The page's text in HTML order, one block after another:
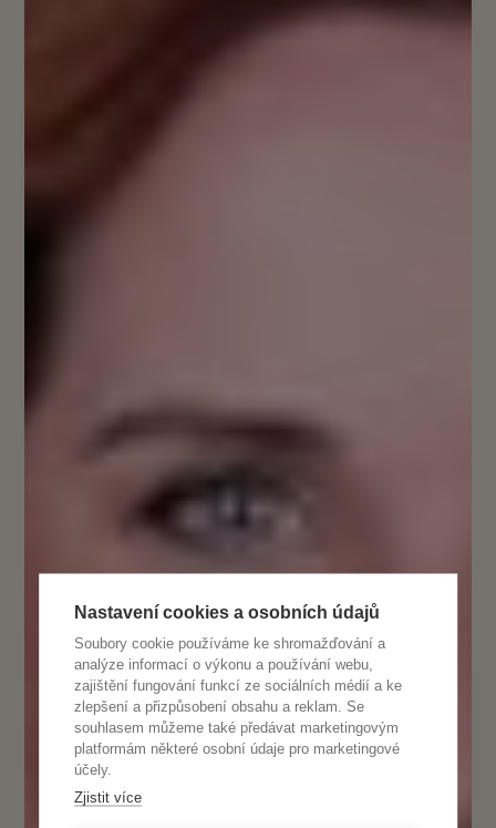
Nastavení cookies a osobních údajů
Soubory cookie používáme ke shromažďování a
analýze informací o výkonu a používání webu,
zajištění fungování funkcí ze sociálních médií a ke
zlepšení a přizpůsobení obsahu a reklam. Se
souhlasem můžeme také předávat marketingovým
platformám některé osobní údaje pro marketingové
účely.
Zjistit více